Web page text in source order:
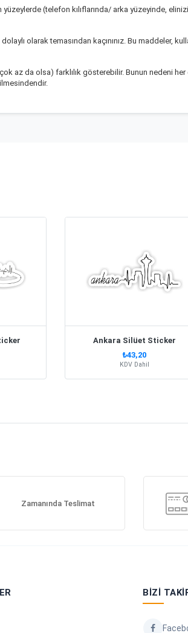
(telefon kılıflarında/ arka yüzeyinde,
olarak temasından kaçınınız. Bu
az da olsa) farklılık gösterebilir. Bunun nedeni
Ankara Silüet Sticker
₺43,20
KDV Dahil
Zamanında Teslimat
BIZI